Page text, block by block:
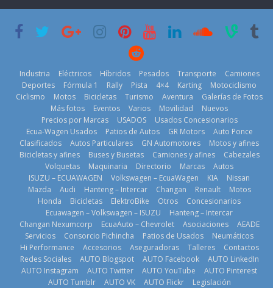
18 de julio de
2026
Mercado
automotor
ecuatoriano
creció un 28%
en julio de
2026
4 de agosto de
2026
La Vuelta al
Ecuador 2026,
edición 47ª,
recorre 7
provincias en 8
días
1 de agosto de
2026
29 de julio de
¿Qué puede
pasar con tu
vehículo si
permanece
varios días sin
usar?
3 de agosto de
2026
Industria Eléctricos Híbridos Pesados Transporte
Camiones
Deportes
Fórmula 1 Rally Pista 4×4 Karting
Motociclismo
Ciclismo
Motos Bicicletas Turismo Aventura
Galerías de Fotos
Más fotos
Eventos Varios Movilidad
Nuevos
Precios por Marcas
USADOS
Usados Concesionarios
Ecua-Wagen Usados
Patios de Autos GR Motors
Auto Ponce
Clasificados
Autos Particulares GN Automotores
Motos y afines
Bicicletas y afines
Buses y Busetas Camiones y afines
Cabezales
Volquetas
Maquinaria Directorio Marcas
Autos
ISUZU – ECUAWAGEN
Volkswagen – EcuaWagen KIA
Nissan
Mazda
Audi Hanteng – Intercar Changan Renault
Motos
Honda
Bicicletas ElektroBike Otros
Concesionarios
Ecuawagen – Volkswagen – ISUZU
Hanteng – Intercar
Changan Nexumcorp
EcuaAuto – Chevrolet Asociaciones
AEADE
Servicios
Consorcio Pichincha Patios de Usados
Neumáticos
Hi Performance
Accesorios Aseguradoras Talleres
Contactos
Redes Sociales
AUTO Blogspot AUTO Facebook
AUTO LinkedIn
AUTO Instagram
AUTO Twitter AUTO YouTube
AUTO Pinterest
AUTO Tumblr
AUTO VK AUTO Flickr Legislación